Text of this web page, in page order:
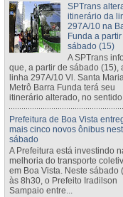
SPTrans
itinerário da
297A/10 na
Funda a partir
sábado (15)
A SPTrans
que, a partir de sábado (15),
linha 297A/10 Vl. Santa
Metrô Barra Funda terá seu
itinerário alterado, no
Prefeitura de Boa Vista
mais cinco novos ônibus
sábado
A Prefeitura está investindo
melhoria do transporte
em Boa Vista. Neste sábado
às 8h30, o Prefeito Iradilson
Sampaio entre...